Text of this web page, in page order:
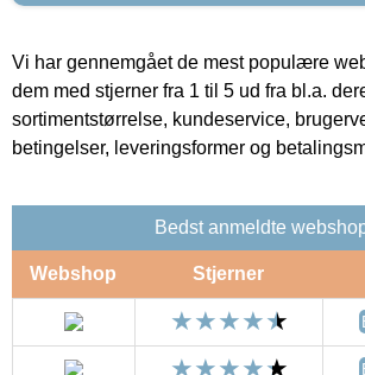
Vi har gennemgået de mest populære
dem med stjerner fra 1 til 5 ud fra bl.a.
sortimentstørrelse, kundeservice,
betingelser, leveringsformer og
Bedst anmeldte
Webshop Stjerner